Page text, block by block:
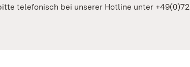
telefonisch bei unserer Hotline unter +49(0)72